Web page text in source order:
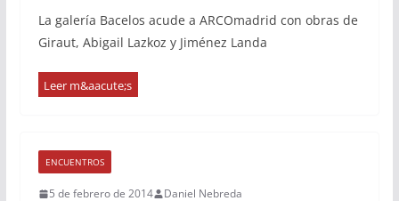
La galería Bacelos acude a ARCOmadrid con obras de
Giraut, Abigail Lazkoz y Jiménez Landa
ENCUENTROS
5 de febrero de 2014 Daniel Nebreda